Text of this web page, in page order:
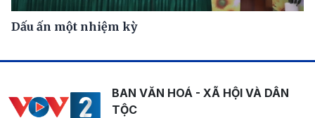
Dấu ấn một nhiệm kỳ
BAN VĂN HOÁ - XÃ HỘI VÀ DÂN
TỘC